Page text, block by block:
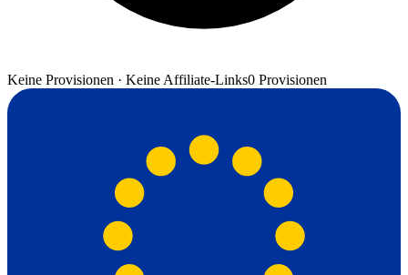
Keine Provisionen · Keine Affiliate-Links0 Provisionen